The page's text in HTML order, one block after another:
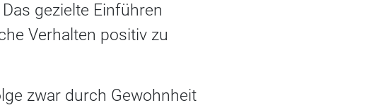
gezielte Einführen
Verhalten positiv zu
zwar durch Gewohnheit